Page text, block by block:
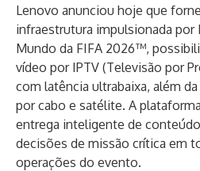
Lenovo anunciou hoje que
infraestrutura impulsionada por
Mundo da FIFA 2026™,
vídeo por IPTV (Televisão por
com latência ultrabaixa, além
por cabo e satélite. A
entrega inteligente de
decisões de missão crítica em
operações do evento.